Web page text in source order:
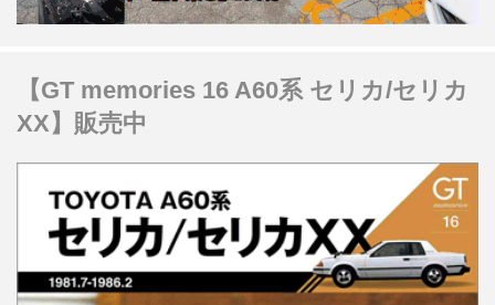
【GT memories 16 A60系 セリカ/セリカ
XX】販売中